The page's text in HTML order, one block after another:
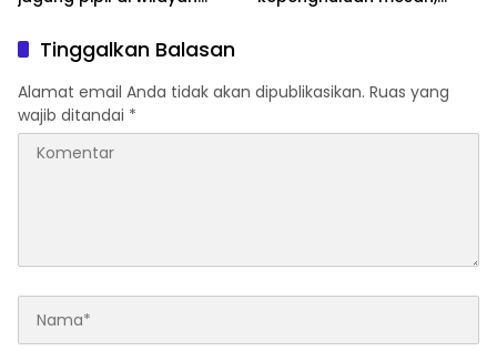
cepat turun langsung
meninjau kelapangan
Tinggalkan Balasan
Alamat email Anda tidak akan dipublikasikan. Ruas yang
wajib ditandai *